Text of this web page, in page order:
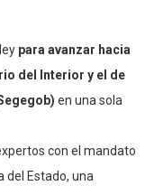
para avanzar hacia
del Interior y el de
en una sola
con el mandato
del Estado, una